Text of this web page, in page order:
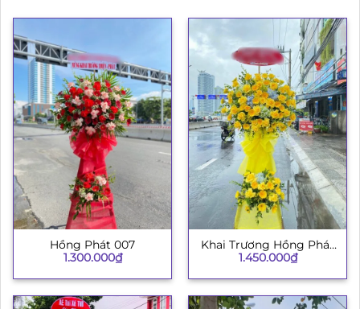
Hồng Phát 007
1.300.000₫
Khai Trương Hồng Phát
003
1.450.000₫